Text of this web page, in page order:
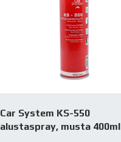
Car System KS-550
alustaspray, musta 400ml